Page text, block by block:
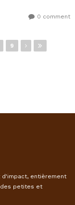
0 comment
9
d'impact, entièrement
des petites et